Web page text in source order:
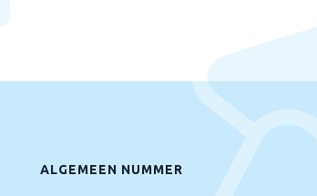
ALGEMEEN NUMMER